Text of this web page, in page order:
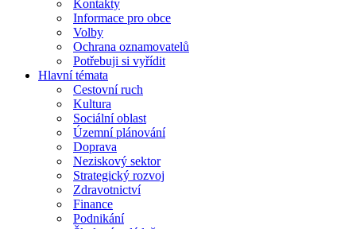
Kontakty
Informace pro obce
Volby
Ochrana oznamovatelů
Potřebuji si vyřídit
Hlavní témata
Cestovní ruch
Kultura
Sociální oblast
Územní plánování
Doprava
Neziskový sektor
Strategický rozvoj
Zdravotnictví
Finance
Podnikání